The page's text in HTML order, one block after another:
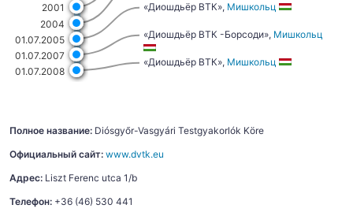
2001
2004
01.07.2005
01.07.2007
01.07.2008
«Диошдьёр ВТК», Мишкольц
«Диошдьёр ВТК -Борсоди», Мишкольц
«Диошдьёр ВТК», Мишкольц
Полное название: Diósgyőr-Vasgyári Testgyakorlók Köre
Официальный сайт: www.dvtk.eu
Адрес: Liszt Ferenc utca 1/b
Телефон: +36 (46) 530 441